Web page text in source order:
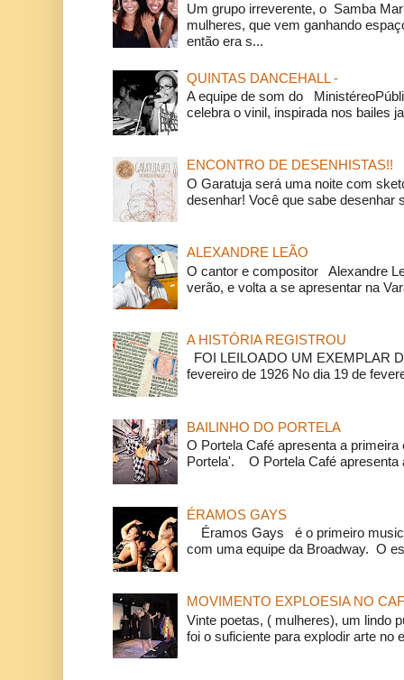
Um grupo irreverente, o Samba
mulheres, que vem ganhando
então era s...
QUINTAS DANCEHALL -
A equipe de som do
celebra o vinil, inspirada nos bailes
ENCONTRO DE DESENHISTAS!!
O Garatuja será uma noite com
desenhar! Você que sabe desenhar
ALEXANDRE LEÃO
O cantor e compositor Alexandre
verão, e volta a se apresentar na
A HISTÓRIA REGISTROU
FOI LEILOADO UM EXEMPLAR
fevereiro de 1926 No dia 19 de
BAILINHO DO PORTELA
O Portela Café apresenta a
Portela'. O Portela Café apresenta
ÉRAMOS GAYS
Éramos Gays é o primeiro
com uma equipe da Broadway. O
MOVIMENTO EXPLOESIA NO
Vinte poetas, ( mulheres), um lindo
foi o suficiente para explodir arte no